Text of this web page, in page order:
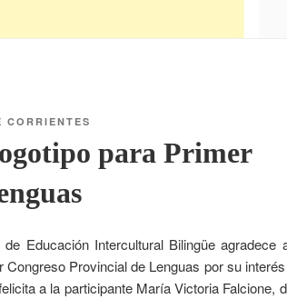
CORRIENTES
para Primer
Educación Intercultural Bilingüe agradece
Provincial de Lenguas por su
a la participante María Victoria Falcione,